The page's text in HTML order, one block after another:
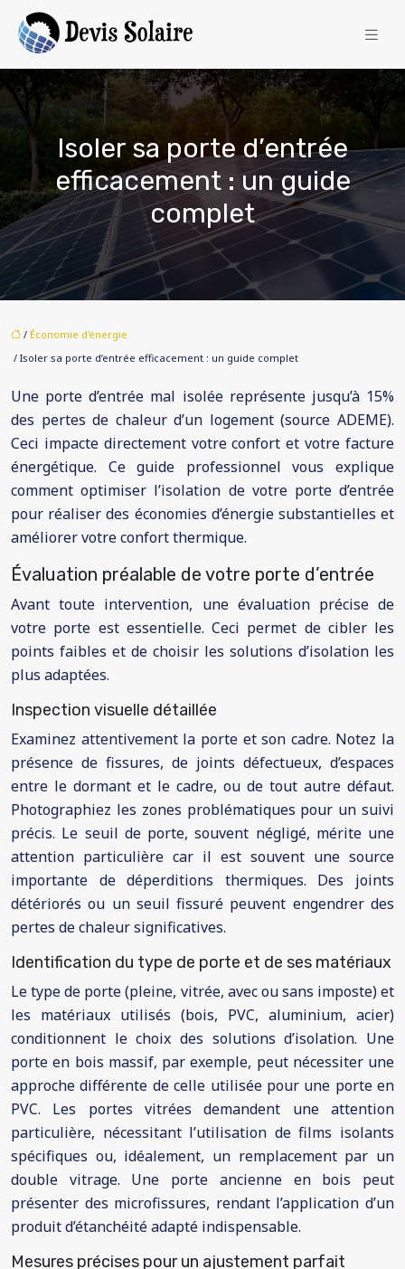
Isoler sa porte d’entrée
efficacement : un guide
complet
/ Économie d'énergie
/ Isoler sa porte d’entrée efficacement : un guide complet
Une porte d’entrée mal isolée représente jusqu’à 15%
des pertes de chaleur d’un logement (source ADEME).
Ceci impacte directement votre confort et votre facture
énergétique. Ce guide professionnel vous explique
comment optimiser l’isolation de votre porte d’entrée
pour réaliser des économies d’énergie substantielles et
améliorer votre confort thermique.
Évaluation préalable de votre porte d’entrée
Avant toute intervention, une évaluation précise de
votre porte est essentielle. Ceci permet de cibler les
points faibles et de choisir les solutions d’isolation les
plus adaptées.
Inspection visuelle détaillée
Examinez attentivement la porte et son cadre. Notez la
présence de fissures, de joints défectueux, d’espaces
entre le dormant et le cadre, ou de tout autre défaut.
Photographiez les zones problématiques pour un suivi
précis. Le seuil de porte, souvent négligé, mérite une
attention particulière car il est souvent une source
importante de déperditions thermiques. Des joints
détériorés ou un seuil fissuré peuvent engendrer des
pertes de chaleur significatives.
Identification du type de porte et de ses matériaux
Le type de porte (pleine, vitrée, avec ou sans imposte) et
les matériaux utilisés (bois, PVC, aluminium, acier)
conditionnent le choix des solutions d’isolation. Une
porte en bois massif, par exemple, peut nécessiter une
approche différente de celle utilisée pour une porte en
PVC. Les portes vitrées demandent une attention
particulière, nécessitant l’utilisation de films isolants
spécifiques ou, idéalement, un remplacement par un
double vitrage. Une porte ancienne en bois peut
présenter des microfissures, rendant l’application d’un
produit d’étanchéité adapté indispensable.
Mesures précises pour un ajustement parfait